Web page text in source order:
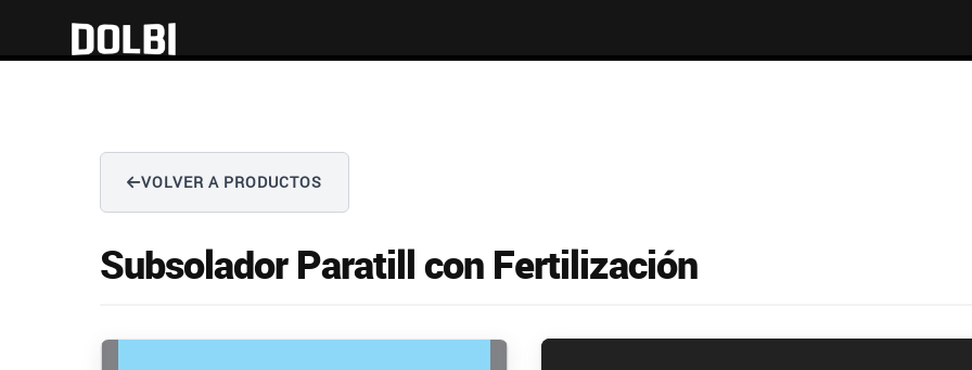
VOLVER A PRODUCTOS
Subsolador Paratill con Fertilización